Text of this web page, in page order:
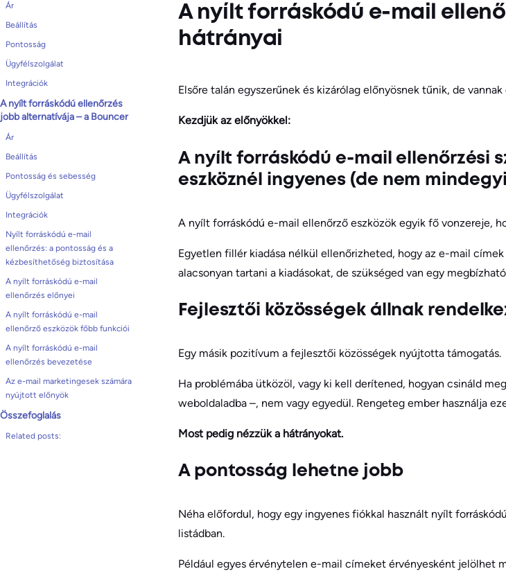
Ár
Beállítás
Pontosság
Ügyfélszolgálat
Integrációk
A nyílt forráskódú ellenőrzés
jobb alternatívája – a Bouncer
Ár
Beállítás
Pontosság és sebesség
Ügyfélszolgálat
Integrációk
Nyílt forráskódú e-mail
ellenőrzés: a pontosság és a
kézbesíthetőség biztosítása
A nyílt forráskódú e-mail
ellenőrzés előnyei
A nyílt forráskódú e-mail
ellenőrző eszközök főbb funkciói
A nyílt forráskódú e-mail
ellenőrzés bevezetése
Az e-mail marketingesek számára
nyújtott előnyök
Összefoglalás
Related posts:
A nyílt forráskódú e-mail
hátrányai
Elsőre talán egyszerűnek és kizárólag előnyösnek tűnik, de
Kezdjük az előnyökkel:
A nyílt forráskódú e-mail ellenőrzési
eszköznél ingyenes (de nem
A nyílt forráskódú e-mail ellenőrző eszközök egyik fő vonzereje,
Egyetlen fillér kiadása nélkül ellenőrizheted, hogy az e-mail
alacsonyan tartani a kiadásokat, de szükséged van egy
Fejlesztői közösségek állnak
Egy másik pozitívum a fejlesztői közösségek nyújtotta támogatás.
Ha problémába ütközöl, vagy ki kell derítened, hogyan csináld
weboldaladba –, nem vagy egyedül. Rengeteg ember használja
Most pedig nézzük a hátrányokat.
A pontosság lehetne jobb
Néha előfordul, hogy egy ingyenes fiókkal használt nyílt
listádban.
Például egyes érvénytelen e-mail címeket érvényesként jelölhet